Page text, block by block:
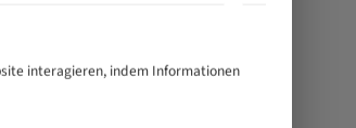
Zähne pro
Zoll (ZpZ))
interagieren, indem Informationen